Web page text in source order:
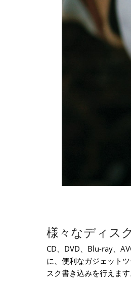
様々なディス
CD、DVD、Blu-ray、
に、便利なガジェット
スク書き込みを行えます